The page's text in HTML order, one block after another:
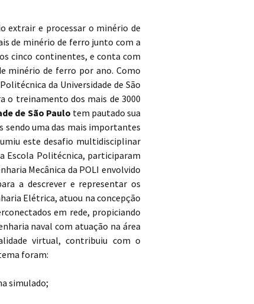
extrair e processar o minério de
de minério de ferro junto com a
cinco continentes, e conta com
minério de ferro por ano. Como
da Universidade de São
o treinamento dos mais de 3000
de São Paulo tem pautado sua
sendo uma das mais importantes
este desafio multidisciplinar
Escola Politécnica, participaram
Mecânica da POLI envolvido
a descrever e representar os
Elétrica, atuou na concepção
em rede, propiciando
naval com atuação na área
virtual, contribuiu com o
foram:
simulado;